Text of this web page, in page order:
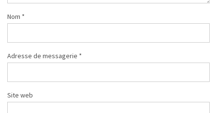
Nom *
Adresse de messagerie *
Site web